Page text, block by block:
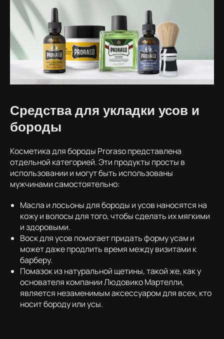
Средства для укладки усов и
бороды
Косметика для бороды Proraso представлена
отдельной категорией. Эти продукты просты в
использовании и могут быть использованы
мужчинами самостоятельно:
Масла и лосьоны для бороды и усов наносятся на
кожу и волосы для того, чтобы сделать их мягкими
и здоровыми.
Воск для усов помогает придать форму усам и
может даже продлить время между визитами к
барберу.
Помазок из натуральной щетины, такой же, как у
основателя компании Людовико Мартелли,
является незаменимым аксессуаром для всех, кто
носит бороду или усы.